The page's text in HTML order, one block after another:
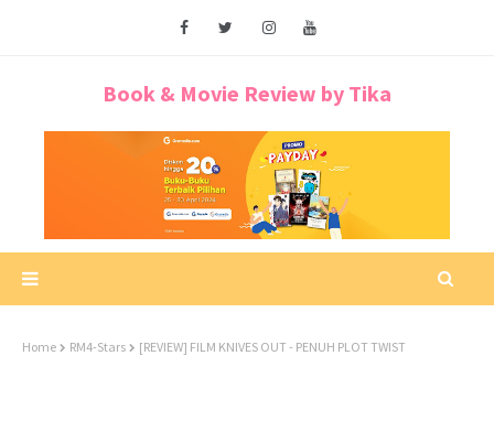
Book & Movie Review by Tika
Home RM4-Stars [REVIEW] FILM KNIVES OUT - PENUH PLOT TWIST